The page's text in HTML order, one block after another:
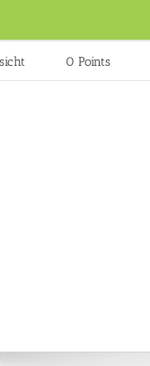
0 Points